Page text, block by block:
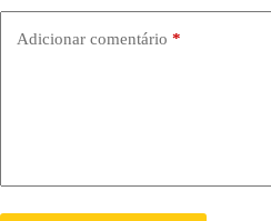
Adicionar comentário *